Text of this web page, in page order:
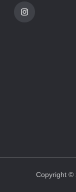
n
Copyright ©